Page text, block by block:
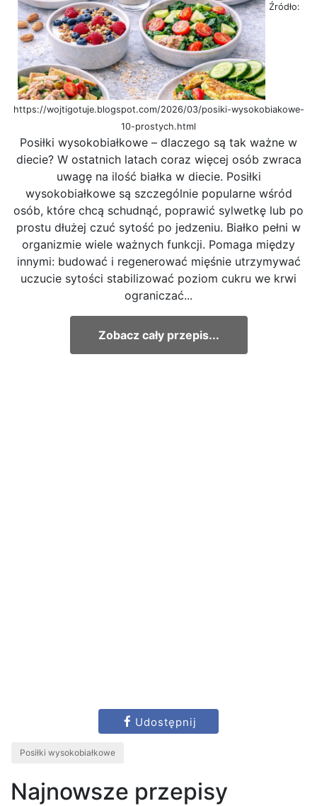
Źródło:
https://wojtigotuje.blogspot.com/2026/03/posiki-wysokobiakowe-
10-prostych.html
Posiłki wysokobiałkowe – dlaczego są tak ważne w
diecie? W ostatnich latach coraz więcej osób zwraca
uwagę na ilość białka w diecie. Posiłki
wysokobiałkowe są szczególnie popularne wśród
osób, które chcą schudnąć, poprawić sylwetkę lub po
prostu dłużej czuć sytość po jedzeniu. Białko pełni w
organizmie wiele ważnych funkcji. Pomaga między
innymi: budować i regenerować mięśnie utrzymywać
uczucie sytości stabilizować poziom cukru we krwi
ograniczać...
Zobacz cały przepis...
Udostępnij
Posiłki wysokobiałkowe
Najnowsze przepisy